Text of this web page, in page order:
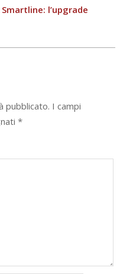
l’upgrade
pubblicato. I campi
*